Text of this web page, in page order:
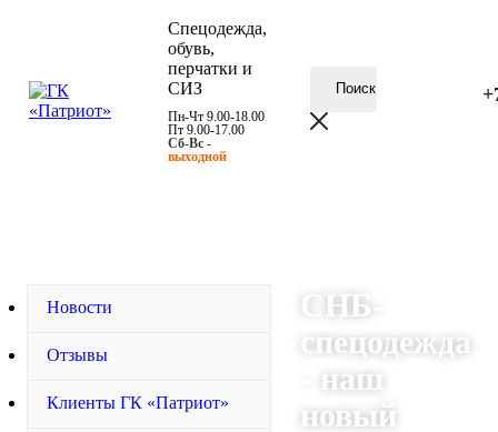
Спецодежда,
обувь,
перчатки и
СИЗ
Пн-Чт 9.00-18.00
Пт 9.00-17.00
Сб-Вс -
выходной
Новости
Отзывы
Клиенты ГК «Патриот»
СНБ-
спецодежда
- наш
новый